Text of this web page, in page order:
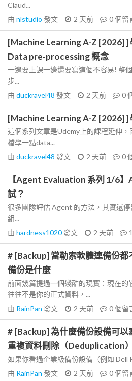
Claud...
由 nlstudio 發文 2 天前 0個留
[Machine Learning A-Z [2026] ]
Data pre-processing 概念
一邊要上課一邊還要寫這個不容易! 整
步...
由 duckravel48 發文 2 天前 0
[Machine Learning A-Z [2026] ]
這個系列文章是Udemy上的課程延伸
檔學一點data...
由 duckravel48 發文 2 天前 0
【Agent Evaluation 系列 1/6
試？
很多團隊評估 Agent 的方法，其實還
組...
由 hardness1020發文 2 天前 1
# [Backup] 當勒索軟體連備份都
備份是什麼
前面幾篇提過一個殘酷的現實：現在的
往往不是你的正式資料，...
由 RainPan 發文 2 天前 0個留
# [Backup] 為什麼備份設備可以
重複資料刪除（Deduplication）
如果你看過企業級備份設備（例如 Dell
由 RainPan 發文 2 天前 0個留